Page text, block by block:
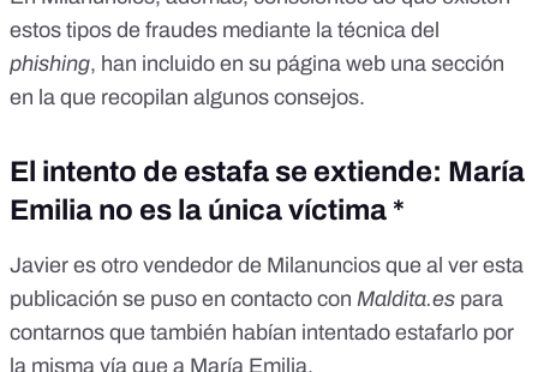
estos tipos de fraudes mediante la técnica del
phishing, han incluido en su página web una sección
en la que recopilan algunos consejos.
El intento de estafa se extiende: María
Emilia no es la única víctima *
Javier es otro vendedor de Milanuncios que al ver esta
publicación se puso en contacto con Maldita.es para
contarnos que también habían intentado estafarlo por
la misma vía que a María Emilia.